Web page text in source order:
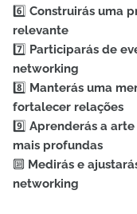
6️⃣ Construirás uma
relevante
7️⃣ Participarás de
networking
8️⃣ Manterás uma
fortalecer relações
9️⃣ Aprenderás a
mais profundas
🔟 Medirás e
networking